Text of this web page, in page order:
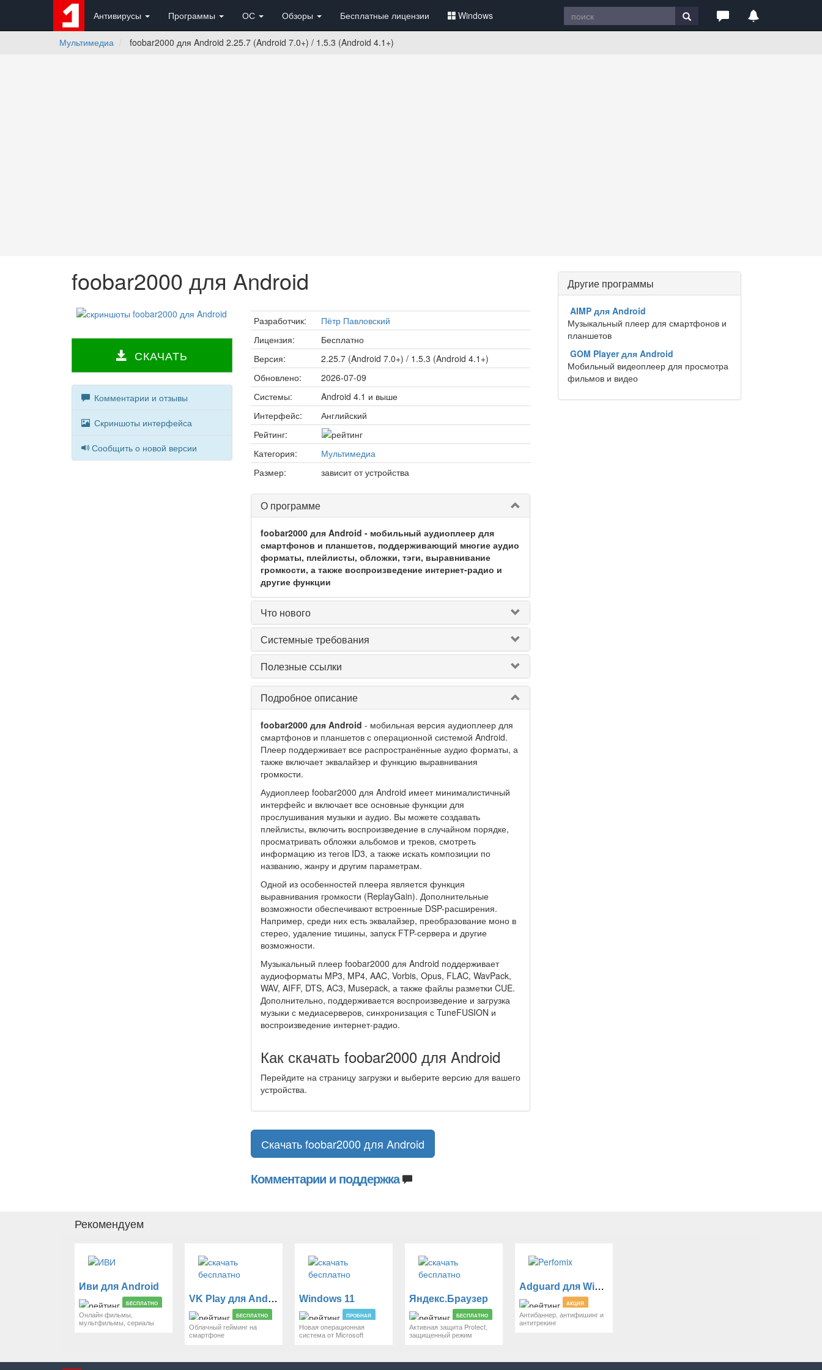
Антивирусы Программы ОС Обзоры Бесплатные лицензии Windows
Мультимедиа foobar2000 для Android 2.25.7 (Android 7.0+) / 1.5.3 (Android 4.1+)
foobar2000 для Android
СКАЧАТЬ
Комментарии и отзывы
Скриншоты интерфейса
Сообщить о новой версии
Разработчик:
Пётр Павловский
Лицензия:
Бесплатно
Версия:
2.25.7 (Android 7.0+) / 1.5.3 (Android 4.1+)
Обновлено:
2026-07-09
Системы:
Android 4.1 и выше
Интерфейс:
Английский
Рейтинг:
Категория:
Мультимедиа
Размер:
зависит от устройства
О программе
foobar2000 для Android - мобильный аудиоплеер для
смартфонов и планшетов, поддерживающий многие аудио
форматы, плейлисты, обложки, тэги, выравнивание
громкости, а также воспроизведение интернет-радио и
другие функции
Что нового
Системные требования
Полезные ссылки
Подробное описание
foobar2000 для Android - мобильная версия аудиоплеер для
смартфонов и планшетов с операционной системой Android.
Плеер поддерживает все распространённые аудио форматы, а
также включает эквалайзер и функцию выравнивания
громкости.
Аудиоплеер foobar2000 для Android имеет минималистичный
интерфейс и включает все основные функции для
прослушивания музыки и аудио. Вы можете создавать
плейлисты, включить воспроизведение в случайном порядке,
просматривать обложки альбомов и треков, смотреть
информацию из тегов ID3, а также искать композиции по
названию, жанру и другим параметрам.
Одной из особенностей плеера является функция
выравнивания громкости (ReplayGain). Дополнительные
возможности обеспечивают встроенные DSP-расширения.
Например, среди них есть эквалайзер, преобразование моно в
стерео, удаление тишины, запуск FTP-сервера и другие
возможности.
Музыкальный плеер foobar2000 для Android поддерживает
аудиоформаты MP3, MP4, AAC, Vorbis, Opus, FLAC, WavPack,
WAV, AIFF, DTS, AC3, Musepack, а также файлы разметки CUE.
Дополнительно, поддерживается воспроизведение и загрузка
музыки с медиасерверов, синхронизация с TuneFUSION и
воспроизведение интернет-радио.
Как скачать foobar2000 для Android
Перейдите на страницу загрузки и выберите версию для вашего
устройства.
Скачать foobar2000 для Android
Комментарии и поддержка
Другие программы
AIMP для Android
Музыкальный плеер для смартфонов и
планшетов
GOM Player для Android
Мобильный видеоплеер для просмотра
фильмов и видео
Рекомендуем
Иви для Android
БЕСПЛАТНО
Онлайн фильмы,
мультфильмы, сериалы
VK Play для Android
БЕСПЛАТНО
Облачный гейминг на
смартфоне
Windows 11
ПРОБНАЯ
Новая операционная
система от Microsoft
Яндекс.Браузер
БЕСПЛАТНО
Активная защита Protect,
защищенный режим
Adguard для Windows
АКЦИЯ
Антибаннер, антифишинг и
антитрекинг